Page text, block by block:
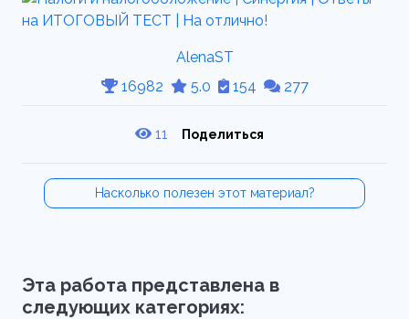
AlenaST
16982
5.0 154 277
11 Поделиться
Насколько полезен этот материал?
Эта работа представлена в
следующих категориях: